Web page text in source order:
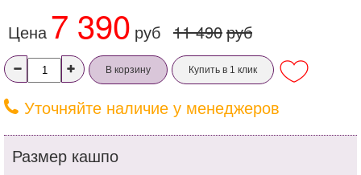
Цена 7 390 руб 11 490руб
В корзину Купить в 1 клик
Уточняйте наличие у менеджеров
Размер кашпо